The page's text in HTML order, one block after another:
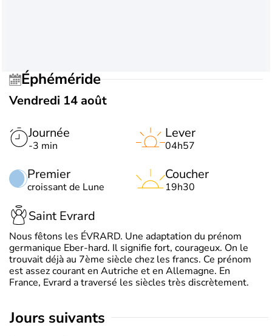
Éphéméride
Vendredi 14 août
Journée
-3 min
Premier
croissant de Lune
Lever
04h57
Coucher
19h30
Saint Evrard
Nous fêtons les ÉVRARD. Une adaptation du prénom
germanique Eber-hard. Il signifie fort, courageux. On le
trouvait déjà au 7ème siècle chez les francs. Ce prénom
est assez courant en Autriche et en Allemagne. En
France, Evrard a traversé les siècles très discrètement.
jours suivants